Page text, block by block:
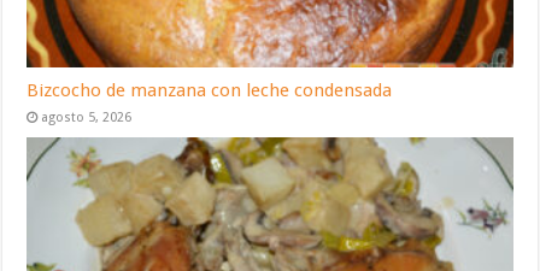
Bizcocho de manzana con leche condensada
agosto 5, 2026